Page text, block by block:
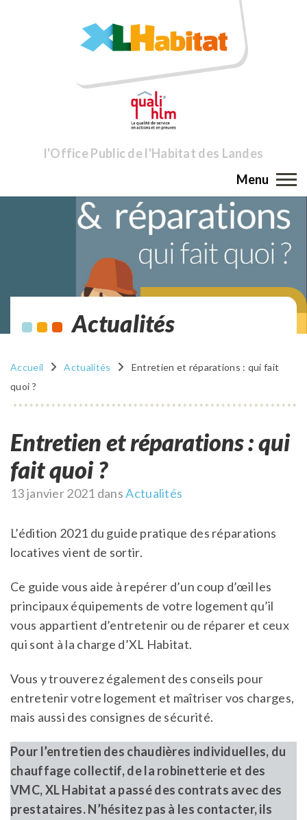
l'Office Public de l'Habitat des Landes
Menu
Actualités
Accueil Actualités
Entretien et réparations : qui fait
quoi ?
Entretien et réparations : qui
fait quoi ?
Publié
13 janvier 2021 dansActualités
L’édition 2021 du guide pratique des réparations
locatives vient de sortir.
Ce guide vous aide à repérer d’un coup d’œil les
principaux équipements de votre logement qu’il
vous appartient d’entretenir ou de réparer et ceux
qui sont à la charge d’XL Habitat.
Vous y trouverez également des conseils pour
entretenir votre logement et maîtriser vos charges,
mais aussi des consignes de sécurité.
Pour l’entretien des chaudières individuelles, du
chauffage collectif, de la robinetterie et des
VMC, XL Habitat a passé des contrats avec des
prestataires. N’hésitez pas à les contacter, ils